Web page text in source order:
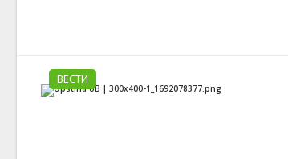
ВЕСТИ